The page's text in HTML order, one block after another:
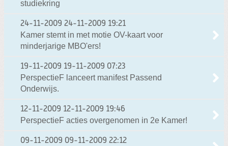
studiekring
24-11-2009 24-11-2009 19:21
Kamer stemt in met motie OV-kaart voor
minderjarige MBO'ers!
19-11-2009 19-11-2009 07:23
PerspectieF lanceert manifest Passend
Onderwijs.
12-11-2009 12-11-2009 19:46
PerspectieF acties overgenomen in 2e Kamer!
09-11-2009 09-11-2009 22:12